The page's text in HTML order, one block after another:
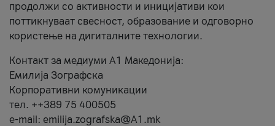
продолжи со активности и иницијативи кои
поттикнуваат свесност, образование и одговорно
користење на дигиталните технологии.
Контакт за медиуми А1 Македонија:
Емилија Зографска
Корпоративни комуникации
тел. ++389 75 400505
e-mail: emilija.zografska@A1.mk